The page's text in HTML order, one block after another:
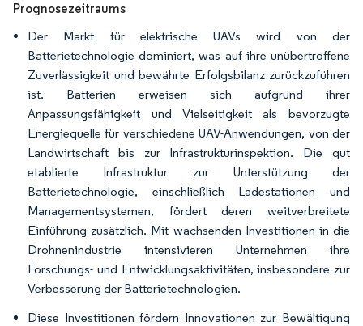
Prognosezeitraums
Der Markt für elektrische UAVs wird von der
Batterietechnologie dominiert, was auf ihre unübertroffene
Zuverlässigkeit und bewährte Erfolgsbilanz zurückzuführen
ist. Batterien erweisen sich aufgrund ihrer
Anpassungsfähigkeit und Vielseitigkeit als bevorzugte
Energiequelle für verschiedene UAV-Anwendungen, von der
Landwirtschaft bis zur Infrastrukturinspektion. Die gut
etablierte Infrastruktur zur Unterstützung der
Batterietechnologie, einschließlich Ladestationen und
Managementsystemen, fördert deren weitverbreitete
Einführung zusätzlich. Mit wachsenden Investitionen in die
Drohnenindustrie intensivieren Unternehmen ihre
Forschungs- und Entwicklungsaktivitäten, insbesondere zur
Verbesserung der Batterietechnologien.
Diese Investitionen fördern Innovationen zur Bewältigung